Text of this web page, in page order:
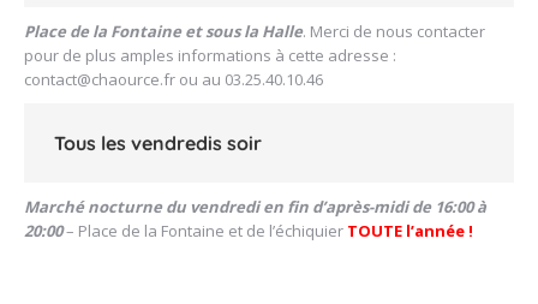
Place de la Fontaine et sous la Halle. Merci de nous contacter
pour de plus amples informations à cette adresse :
contact@chaource.fr ou au 03.25.40.10.46
Tous les vendredis soir
Marché nocturne du vendredi en fin d’après-midi de 16:00 à
20:00– Place de la Fontaine et de l’échiquier TOUTE l’année !